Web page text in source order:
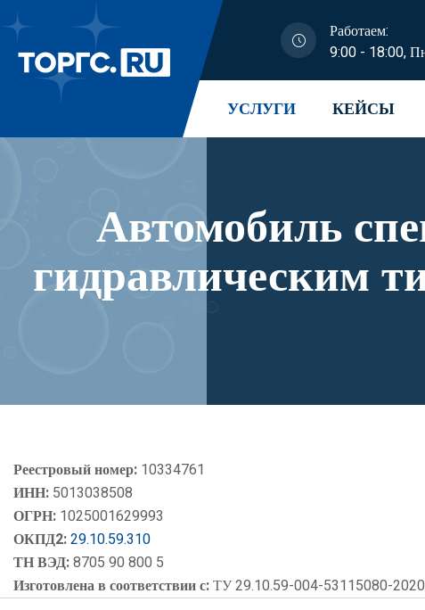
Работаем:
9:00 - 18:00,
УСЛУГИ КЕЙСЫ
Автомобиль
гидравлическим
его
Реестровый номер: 10334761
ИНН: 5013038508
ОГРН: 1025001629993
ОКПД2:29.10.59.310
ТН ВЭД:8705 90 800 5
Изготовлена в соответствии с:ТУ 29.10.59-004-53115080-